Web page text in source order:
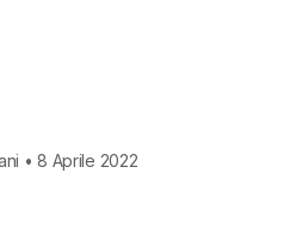
• 8 Aprile 2022